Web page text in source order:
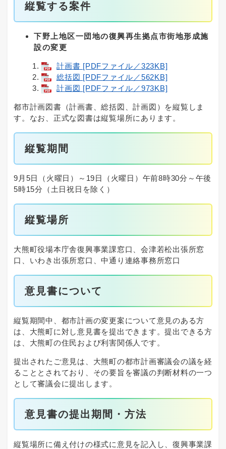
縦覧する案件
下野上地区一団地の復興再生拠点市街地形成施
設の変更
計画書 [PDFファイル／323KB]
総括図 [PDFファイル／562KB]
計画図 [PDFファイル／973KB]
都市計画図書（計画書、総括図、計画図）を縦覧しま
す。なお、正式な図書は縦覧場所にあります。
縦覧期間
9月5日（火曜日）～19日（火曜日）午前8時30分～午後
5時15分（土日祝日を除く）
縦覧場所
大熊町役場本庁舎復興事業課窓口、会津若松出張所窓
口、いわき出張所窓口、中通り連絡事務所窓口
意見書について
縦覧期間中、都市計画の変更案について意見のある方
は、大熊町に対し意見書を提出できます。提出できる方
は、大熊町の住民および利害関係人です。
提出されたご意見は、大熊町の都市計画審議会の議を経
ることとされており、その要旨を審議の判断材料の一つ
として審議会に提出します。
意見書の提出期間・方法
縦覧場所に備え付けの様式に意見を記入し、復興事業課